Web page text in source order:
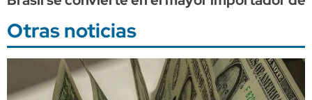
Otras noticias